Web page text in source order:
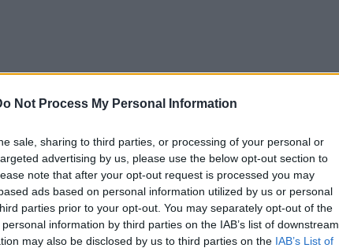
Not Process My Personal Information
sale, sharing to third parties, or processing of your personal or
advertising by us, please use the below opt-out section to
note that after your opt-out request is processed you may
ads based on personal information utilized by us or personal
parties prior to your opt-out. You may separately opt-out of the
information by third parties on the IAB’s list of downstream
may also be disclosed by us to third parties on the IAB’s List of